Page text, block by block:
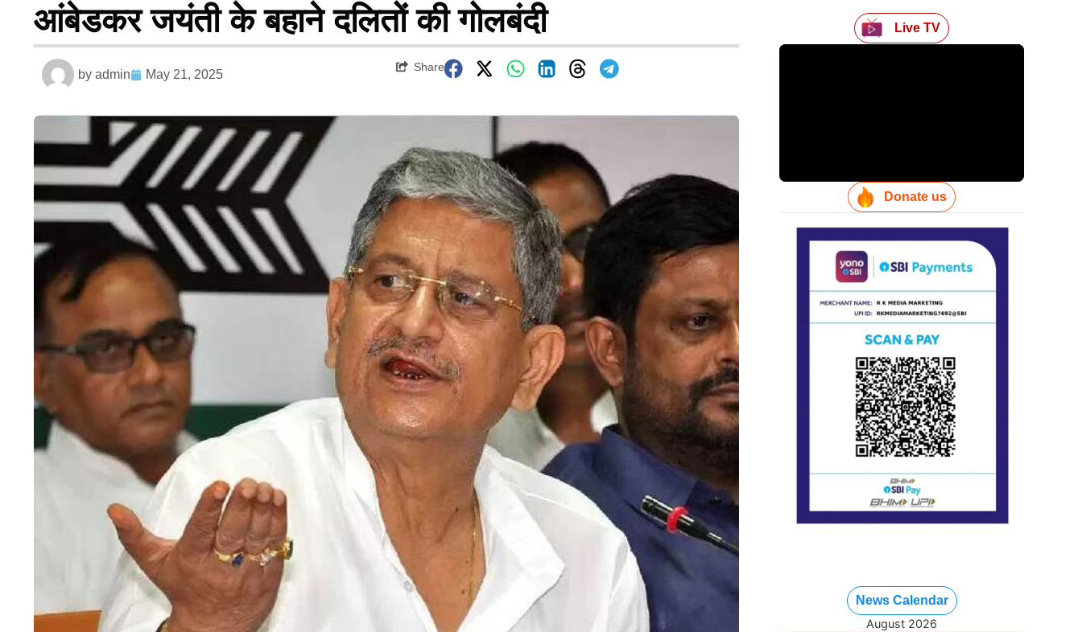
आंबेडकर जयंती के बहाने दलितों की गोलबंदी
by admin May 21, 2025
Share
Live TV
Donate us
News Calendar
August 2026